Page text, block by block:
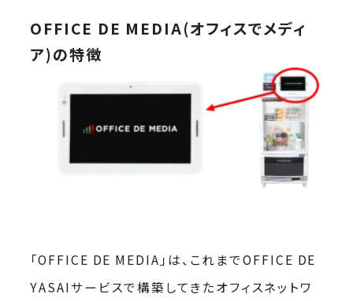
OFFICE DE MEDIA(オフィスでメディ
ア)の特徴
「OFFICE DE MEDIA」は、これまでOFFICE DE
YASAIサービスで構築してきたオフィスネットワ